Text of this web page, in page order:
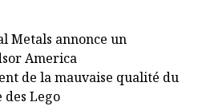
Metals annonce un
America
de la mauvaise qualité du
Lego